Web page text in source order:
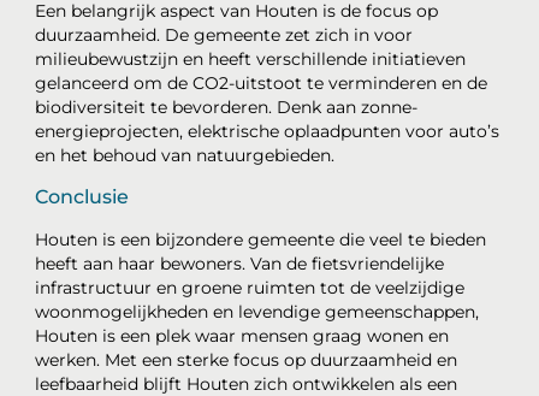
Een belangrijk aspect van Houten is de focus op
duurzaamheid. De gemeente zet zich in voor
milieubewustzijn en heeft verschillende initiatieven
gelanceerd om de CO2-uitstoot te verminderen en de
biodiversiteit te bevorderen. Denk aan zonne-
energieprojecten, elektrische oplaadpunten voor auto’s
en het behoud van natuurgebieden.
Conclusie
Houten is een bijzondere gemeente die veel te bieden
heeft aan haar bewoners. Van de fietsvriendelijke
infrastructuur en groene ruimten tot de veelzijdige
woonmogelijkheden en levendige gemeenschappen,
Houten is een plek waar mensen graag wonen en
werken. Met een sterke focus op duurzaamheid en
leefbaarheid blijft Houten zich ontwikkelen als een